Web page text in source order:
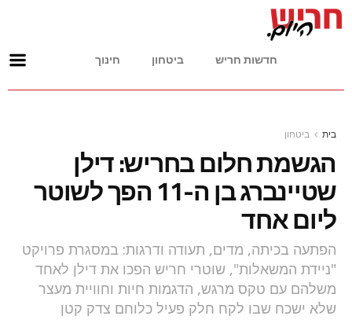
חדשות חריש ביטחון חינוך
בית ביטחון
הגשמת חלום בחריש: דילן
שטיינברג בן ה-11 הפך לשוטר
ליום אחד
הפתעה בכיתה, מדים, תעודה ודרגות: במסגרת פרויקט
"ניידת המשאלות", שוטרי חריש הפכו את דילן לאחד
משלהם עם טקס מרגש, הדגמות חיות וחוויית מעצר
שלא ישכח שבו לקח חלק פעיל כלוחם צדק קטן